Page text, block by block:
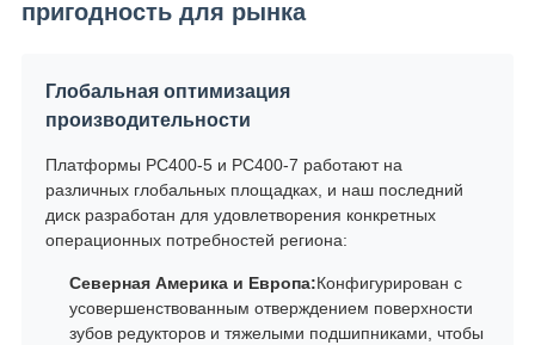
пригодность для рынка
Глобальная оптимизация
производительности
Платформы PC400-5 и PC400-7 работают на
различных глобальных площадках, и наш последний
диск разработан для удовлетворения конкретных
операционных потребностей региона:
Северная Америка и Европа:Конфигурирован с
усовершенствованным отверждением поверхности
зубов редукторов и тяжелыми подшипниками, чтобы